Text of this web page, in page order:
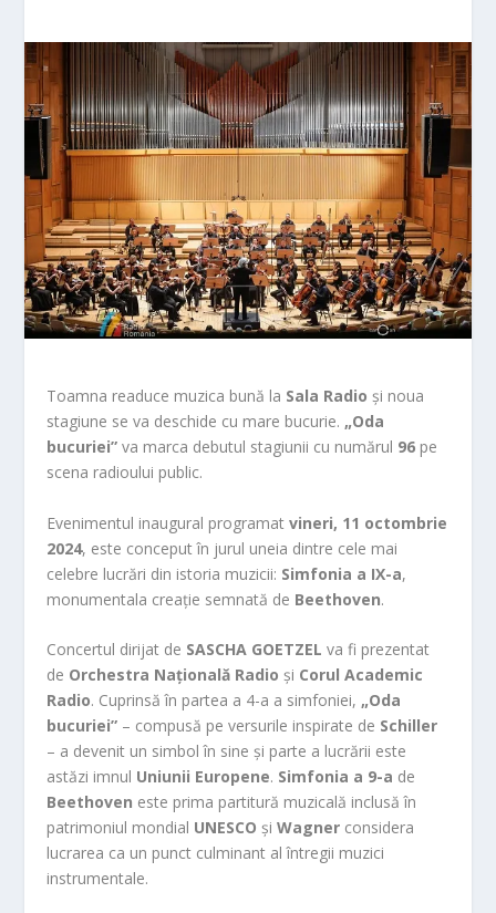
Toamna readuce muzica bună la Sala Radio și noua
stagiune se va deschide cu mare bucurie. „Oda
bucuriei” va marca debutul stagiunii cu numărul 96 pe
scena radioului public.
Evenimentul inaugural programatvineri, 11 octombrie
2024, este conceput în jurul uneia dintre cele mai
celebre lucrări din istoria muzicii: Simfonia a IX-a,
monumentala creație semnată de Beethoven.
Concertul dirijat de SASCHA GOETZEL va fi prezentat
de Orchestra Națională Radio și Corul Academic
Radio. Cuprinsă în partea a 4-a a simfoniei, „Oda
bucuriei” – compusă pe versurile inspirate de Schiller
– a devenit un simbol în sine și parte a lucrării este
astăzi imnul Uniunii Europene. Simfonia a 9-a de
Beethoven este prima partitură muzicală inclusă în
patrimoniul mondial UNESCO șiWagner considera
lucrarea ca un punct culminant al întregii muzici
instrumentale.